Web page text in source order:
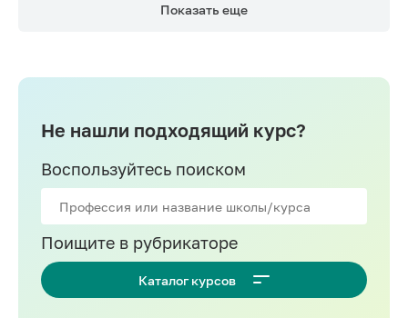
Показать еще
Не нашли подходящий курс?
Воспользуйтесь поиском
Поищите в рубрикаторе
Каталог курсов